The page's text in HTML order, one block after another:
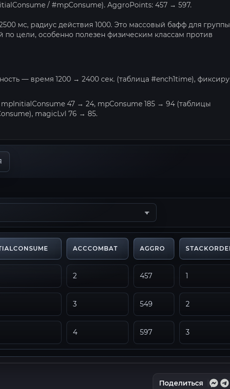
/ #mpConsume). AggroPoints: 457 → 597.
мс, радиус действия 1000. Это массовый бафф для
цели, особенно полезен физическим классам против
— время 1200 → 2400 сек. (таблица #ench1time),
47 → 24, mpConsume 185 → 94 (таблицы
magicLvl 76 → 85.
ACCCOMBAT AGGRO
2 457 1
3 549 2
4 597 3
Поделиться